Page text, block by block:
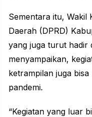
Sementara itu, Wakil
Daerah (DPRD)
yang juga turut hadir
menyampaikan,
ketrampilan juga
pandemi.
“Kegiatan yang luar